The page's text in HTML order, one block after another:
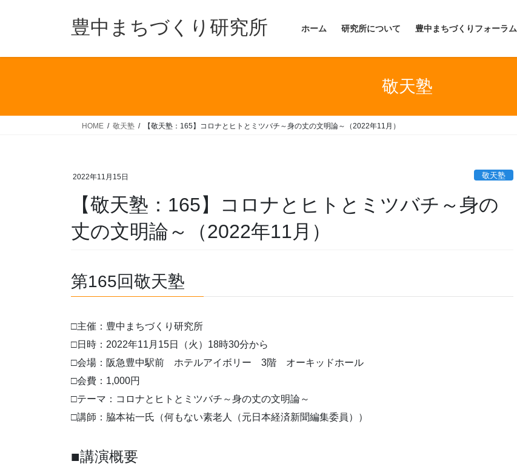
豊中まちづくり研究所 ホーム 研究所について 豊中まちづくりフォーラム
敬天塾
HOME 敬天塾 【敬天塾：165】コロナとヒトとミツバチ～身の丈の文明論～（2022年11月）
2022年11月15日 敬天塾
【敬天塾：165】コロナとヒトとミツバチ～身の
丈の文明論～（2022年11月）
第165回敬天塾
□主催：豊中まちづくり研究所
□日時：2022年11月15日（火）18時30分から
□会場：阪急豊中駅前 ホテルアイボリー 3階 オーキッドホール
□会費：1,000円
□テーマ：コロナとヒトとミツバチ～身の丈の文明論～
□講師：脇本祐一氏（何もない素老人（元日本経済新聞編集委員））
■講演概要